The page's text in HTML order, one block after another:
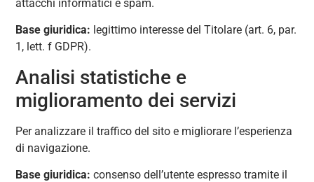
attacchi informatici e spam.
Base giuridica: legittimo interesse del Titolare (art. 6, par.
1, lett. f GDPR).
Analisi statistiche e
miglioramento dei servizi
Per analizzare il traffico del sito e migliorare l’esperienza
di navigazione.
Base giuridica: consenso dell’utente espresso tramite il